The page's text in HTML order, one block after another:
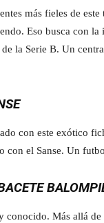
más fieles de
Eso busca con
la Serie B. Un
con este exótico
con el Sanse. Un
conocido. Más allá